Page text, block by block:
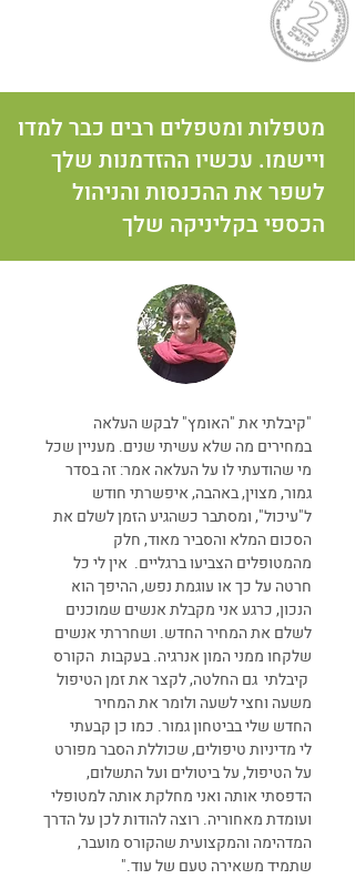
מטפלות ומטפלים רבים כבר למדו
ויישמו. עכשיו ההזדמנות שלך
לשפר את ההכנסות והניהול
הכספי בקליניקה שלך
"קיבלתי את "האומץ" לבקש העלאה
במחירים מה שלא עשיתי שנים. מעניין שכל
מי שהודעתי לו על העלאה אמר: זה בסדר
גמור, מצוין, באהבה, איפשרתי חודש
ל"עיכול", ומסתבר כשהגיע הזמן לשלם את
הסכום המלא והסביר מאוד, חלק
מהמטופלים הצביעו ברגליים. אין לי כל
חרטה על כך או עוגמת נפש, ההיפך הוא
הנכון, כרגע אני מקבלת אנשים שמוכנים
לשלם את המחיר החדש. ושחררתי אנשים
שלקחו ממני המון אנרגיה. בעקבות הקורס
קיבלתי גם החלטה, לקצר את זמן הטיפול
משעה וחצי לשעה ולומר את המחיר
החדש שלי בביטחון גמור. כמו כן קבעתי
לי מדיניות טיפולים, שכוללת הסבר מפורט
על הטיפול, על ביטולים ועל התשלום,
הדפסתי אותה ואני מחלקת אותה למטופלי
ועומדת מאחוריה. רוצה להודות לכן על הדרך
המדהימה והמקצועית שהקורס מועבר,
שתמיד משאירה טעם של עוד."